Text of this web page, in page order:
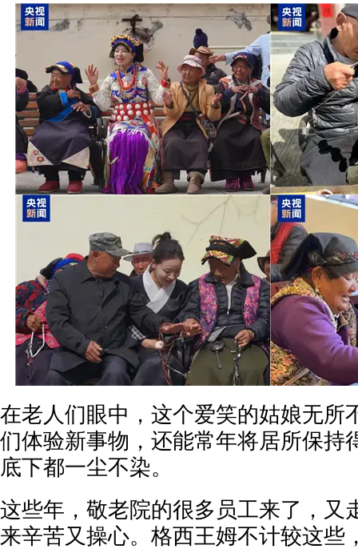
在老人们眼中，这个爱笑的姑娘无所
们体验新事物，还能常年将居所保持
底下都一尘不染。
这些年，敬老院的很多员工来了，又
来辛苦又操心。格西王姆不计较这些